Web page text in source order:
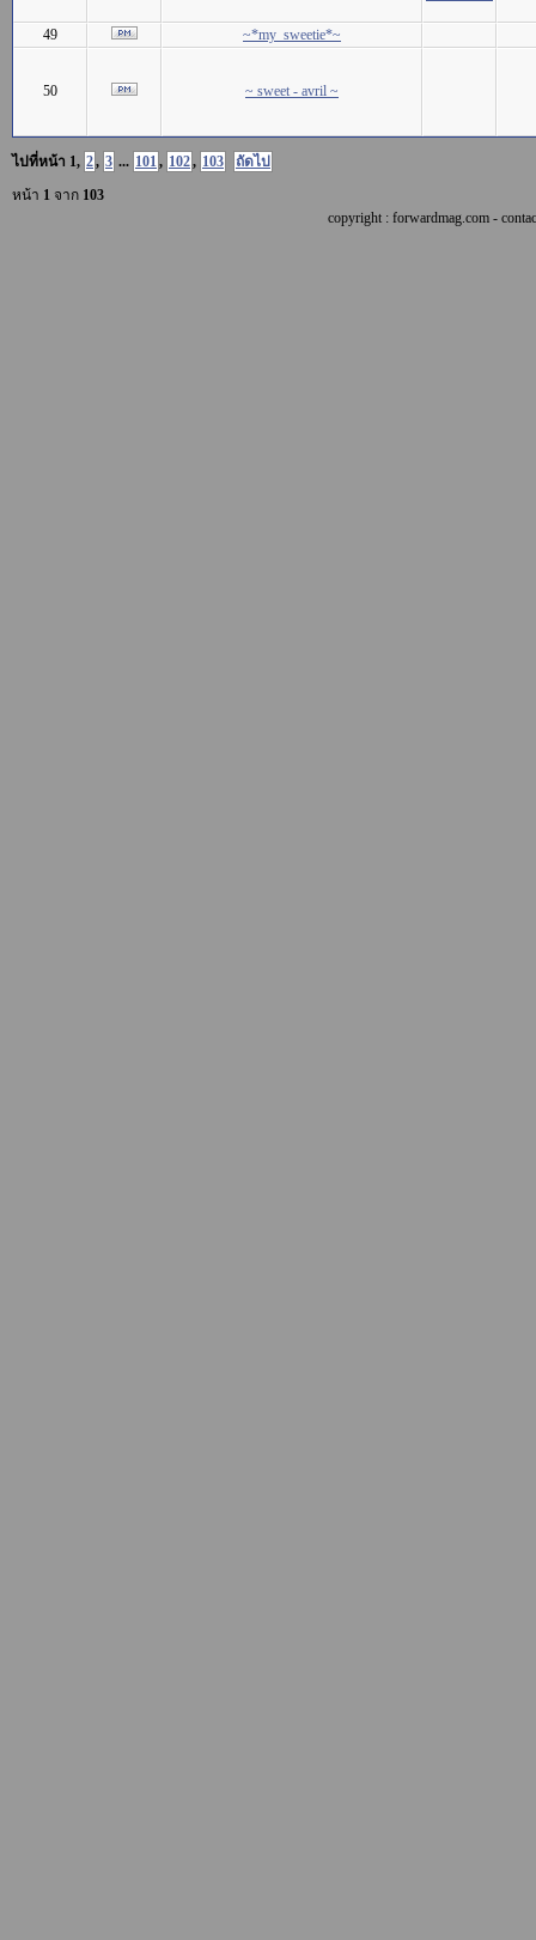
49 ~*my_sweetie*~
50 ~ sweet - avril ~
ไปที่หน้า 1, 2, 3 ... 101, 102, 103
ถัดไป
หน้า 1 จาก 103
copyright : forwardmag.com -